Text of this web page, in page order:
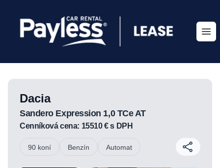
Dacia
Sandero Expression 1,0 TCe AT
Cenníková cena: 15510€ s DPH
90 koní Benzín Automat